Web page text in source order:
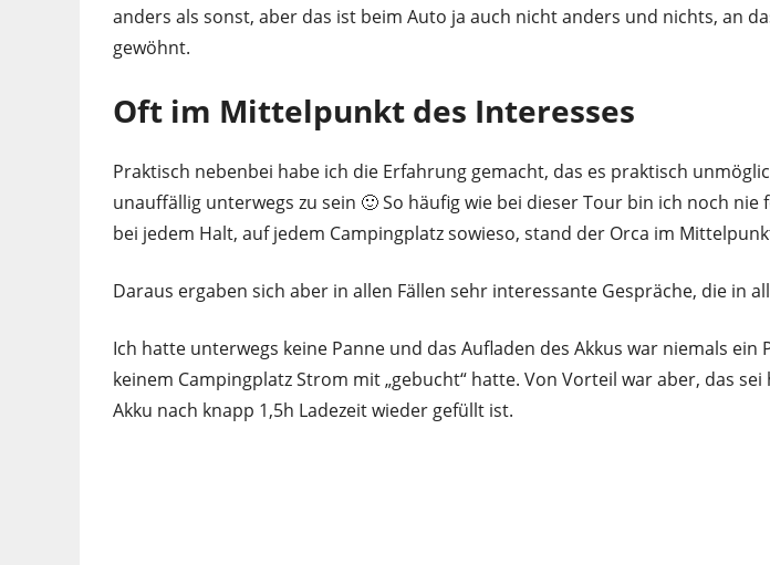
anders als sonst, aber das ist beim Auto ja auch nicht anders und nichts, an
gewöhnt.
Oft im Mittelpunkt des Interesses
Praktisch nebenbei habe ich die Erfahrung gemacht, das es praktisch
unauffällig unterwegs zu sein 🙂 So häufig wie bei dieser Tour bin ich noch
bei jedem Halt, auf jedem Campingplatz sowieso, stand der Orca im
Daraus ergaben sich aber in allen Fällen sehr interessante Gespräche, die in
Ich hatte unterwegs keine Panne und das Aufladen des Akkus war niemals ein
keinem Campingplatz Strom mit „gebucht“ hatte. Von Vorteil war aber, das
Akku nach knapp 1,5h Ladezeit wieder gefüllt ist.